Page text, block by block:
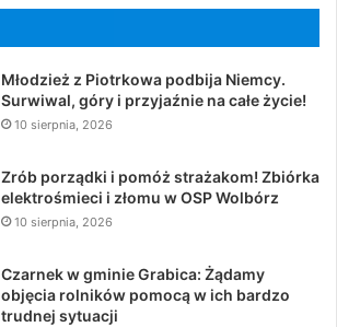
Młodzież z Piotrkowa podbija Niemcy.
Surwiwal, góry i przyjaźnie na całe życie!
10 sierpnia, 2026
Zrób porządki i pomóż strażakom! Zbiórka
elektrośmieci i złomu w OSP Wolbórz
10 sierpnia, 2026
Czarnek w gminie Grabica: Żądamy
objęcia rolników pomocą w ich bardzo
trudnej sytuacji